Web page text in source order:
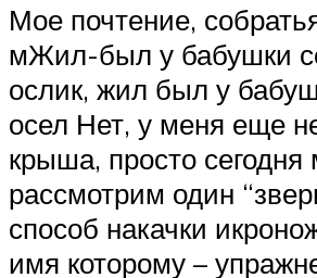
Мое почтение,
мЖил-был у бабушки
ослик, жил был у
осел Нет, у меня еще
крыша, просто сегодня
рассмотрим один
способ накачки
имя которому –